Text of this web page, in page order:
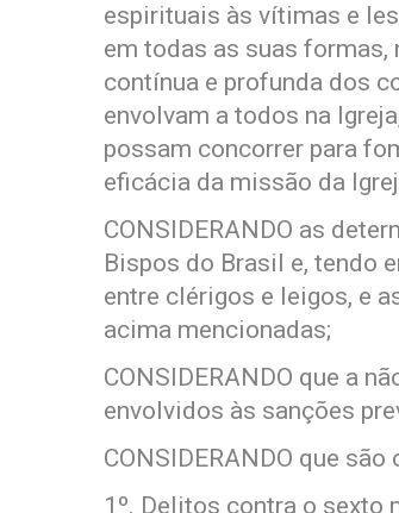
espirituais às vítimas e
em todas as suas formas,
contínua e profunda dos
envolvam a todos na
possam concorrer para
eficácia da missão da
CONSIDERANDO as
Bispos do Brasil e, tendo
entre clérigos e leigos, e
acima mencionadas;
CONSIDERANDO que a
envolvidos às sanções
CONSIDERANDO que
1º. Delitos contra o sexto